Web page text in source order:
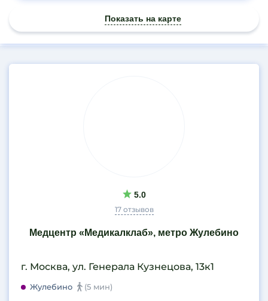
Показать на карте
5.0
17 отзывов
Медцентр «Медикалклаб», метро Жулебино
г. Москва, ул. Генерала Кузнецова, 13к1
Жулебино (5 мин)